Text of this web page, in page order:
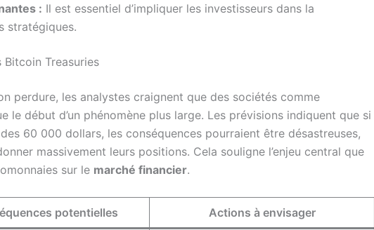
: Il est essentiel d’impliquer les investisseurs dans la
stratégiques.
Bitcoin Treasuries
perdure, les analystes craignent que des sociétés comme
le début d’un phénomène plus large. Les prévisions indiquent que si
60 000 dollars, les conséquences pourraient être désastreuses,
massivement leurs positions. Cela souligne l’enjeu central que
sur le marché financier.
potentielles Actions à envisager